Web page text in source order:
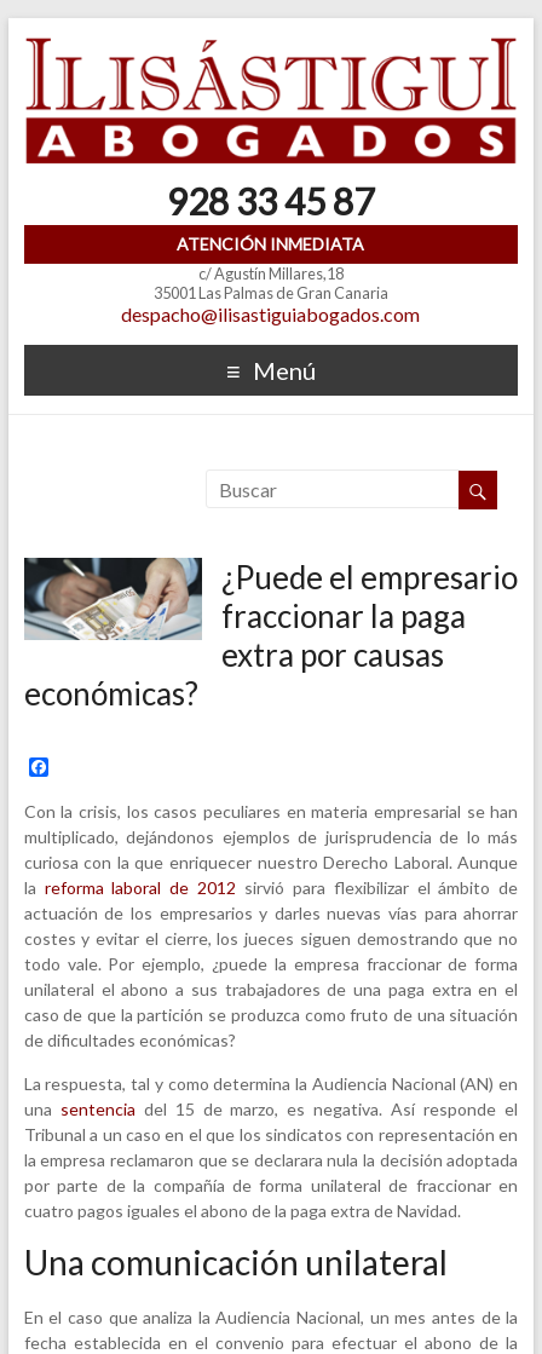
928 33 45 87
ATENCIÓN INMEDIATA
c/ Agustín Millares,18
35001 Las Palmas de Gran Canaria
despacho@ilisastiguiabogados.com
Menú
¿Puede el empresario
fraccionar la paga
extra por causas
económicas?
F
c
e
b
o
o
k
Con la crisis, los casos peculiares en materia empresarial se han
multiplicado, dejándonos ejemplos de jurisprudencia de lo más
curiosa con la que enriquecer nuestro Derecho Laboral. Aunque
la reforma laboral de 2012 sirvió para flexibilizar el ámbito de
actuación de los empresarios y darles nuevas vías para ahorrar
costes y evitar el cierre, los jueces siguen demostrando que no
todo vale. Por ejemplo, ¿puede la empresa fraccionar de forma
unilateral el abono a sus trabajadores de una paga extra en el
caso de que la partición se produzca como fruto de una situación
de dificultades económicas?
La respuesta, tal y como determina la Audiencia Nacional (AN) en
una sentencia del 15 de marzo, es negativa. Así responde el
Tribunal a un caso en el que los sindicatos con representación en
la empresa reclamaron que se declarara nula la decisión adoptada
por parte de la compañía de forma unilateral de fraccionar en
cuatro pagos iguales el abono de la paga extra de Navidad.
Una comunicación unilateral
En el caso que analiza la Audiencia Nacional, un mes antes de la
fecha establecida en el convenio para efectuar el abono de la